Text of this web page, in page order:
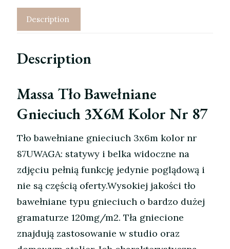
Description
Description
Massa Tło Bawełniane
Gnieciuch 3X6M Kolor Nr 87
Tło bawełniane gnieciuch 3x6m kolor nr
87UWAGA: statywy i belka widoczne na
zdjęciu pełnią funkcję jedynie poglądową i
nie są częścią oferty.Wysokiej jakości tło
bawełniane typu gnieciuch o bardzo dużej
gramaturze 120mg/m2. Tła gniecione
znajdują zastosowanie w studio oraz